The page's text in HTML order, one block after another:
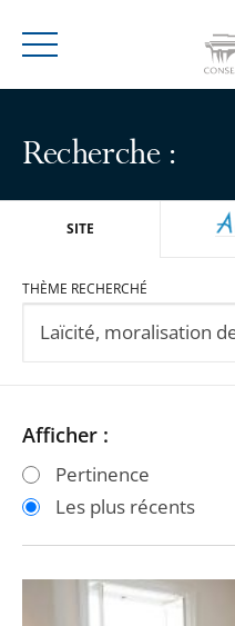
Menu
Recherche :
SITE
THÈME RECHERCHÉ
Passer
les
filtres
Passer
les
filtres
Afficher :
Pertinence
Les plus récents